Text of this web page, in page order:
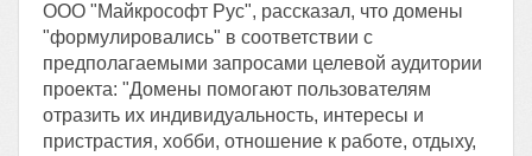
ООО "Майкрософт Рус", рассказал, что домены
"формулировались" в соответствии с
предполагаемыми запросами целевой аудитории
проекта: "Домены помогают пользователям
отразить их индивидуальность, интересы и
пристрастия, хобби, отношение к работе, отдыху,